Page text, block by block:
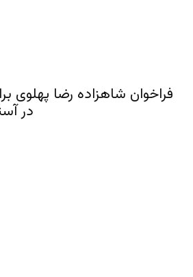
فراخوان شاهزاده رضا پهلوی
در